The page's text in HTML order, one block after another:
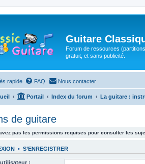
Guitare
Forum de ressources
gratuit, et sans publicité.
rapide FAQ Nous contacter
Portail Index du forum La guitare :
de guitare
pas les permissions requises pour consulter les
• S’ENREGISTRER
: